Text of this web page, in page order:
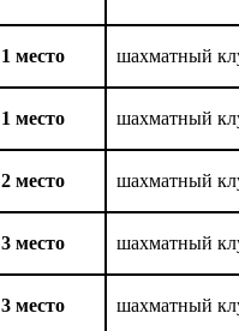
1 место шахматный
1 место шахматный
2 место шахматный
3 место шахматный
3 место шахматный